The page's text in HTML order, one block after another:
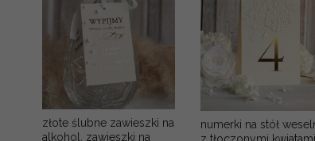
złote ślubne zawieszki na
alkohol, zawieszki na
numerki na stół